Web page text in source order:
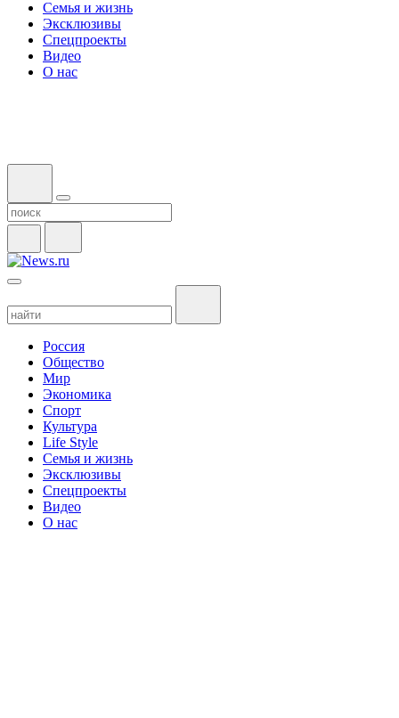
Семья и жизнь
Эксклюзивы
Спецпроекты
Видео
О нас
Россия
Общество
Мир
Экономика
Спорт
Культура
Life Style
Семья и жизнь
Эксклюзивы
Спецпроекты
Видео
О нас